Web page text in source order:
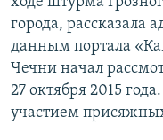
ОБЩЕСТВО
КУЛЬТУРА
СПОРТ
МИР
ГОСТЬ НЕДЕЛИ
ПОЗИЦИЯ
БЛОГИ
ГОЛОСА
ВИДЕО
ФОТО
АУДИО
ПОДКАСТЫ
АРХИВ
ПРИСОЕДИНЯЙТЕСЬ!
города, рассказала
данным портала
Чечни начал
27 октября 2015
участием